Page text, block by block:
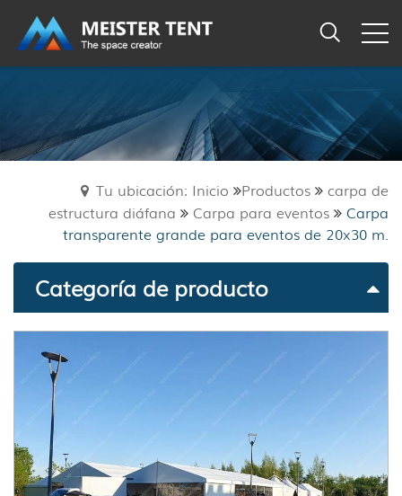
Tu ubicación: Inicio Productos
carpa de
estructura diáfana
Carpa para eventos
Carpa
transparente grande para eventos de 20x30 m.
Categoría de producto